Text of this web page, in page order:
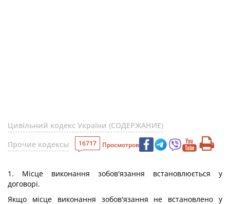
Цивільний кодекс України (СОДЕРЖАНИЕ)
Прочие кодексы
16717 Просмотров
1. Місце виконання зобов'язання встановлюється у
договорі.
Якщо місце виконання зобов'язання не встановлено у